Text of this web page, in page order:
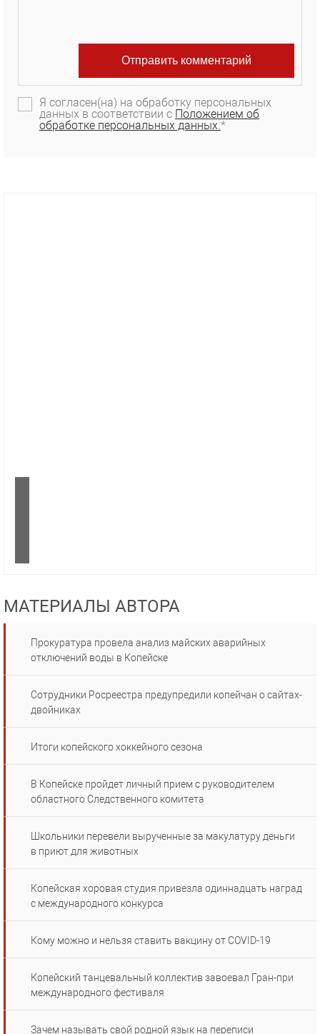
Я согласен(на) на обработку персональных
данных в соответствии с Положением об
обработке персональных данных.*
МАТЕРИАЛЫ АВТОРА
Прокуратура провела анализ майских аварийных
отключений воды в Копейске
Сотрудники Росреестра предупредили копейчан о сайтах-
двойниках
Итоги копейского хоккейного сезона
В Копейске пройдет личный прием с руководителем
областного Следственного комитета
Школьники перевели вырученные за макулатуру деньги
в приют для животных
Копейская хоровая студия привезла одиннадцать наград
с международного конкурса
Кому можно и нельзя ставить вакцину от COVID-19
Копейский танцевальный коллектив завоевал Гран-при
международного фестиваля
Зачем называть свой родной язык на переписи